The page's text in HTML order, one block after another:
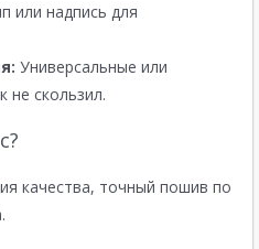
или надпись для
Универсальные или
не скользил.
качества, точный пошив по